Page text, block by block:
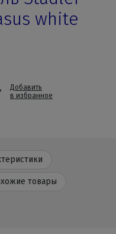
white
Добавить
в избранное
товары